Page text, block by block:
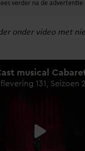
onder video met